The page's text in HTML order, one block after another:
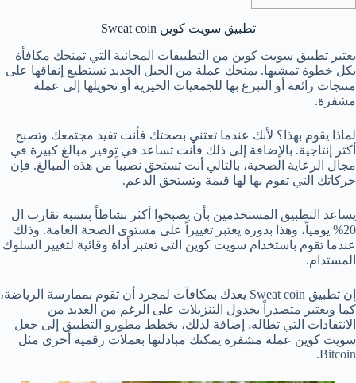
تطبيق سويت كوين Sweat coin
يعتبر تطبيق سويت كوين من التطبيقات المجانية التي تمنحك مكافأة
بكل خطوة تمشيها. يمنحك عملة من الجيل الجديد تستطيع إنفاقها على
منتجات رائعة أو التبرع بها للجمعيات الخيرية أو تحويلها إلى عملة
مشفرة.
لماذا يقوم بهذا؟ لأنك عندما تعتني بصحتك فأنت تفيد مجتمعك وتصبح
أكثر إنتاجية. بالإضافة إلى ذلك فأنت تساعد في توفير مبالغ كبيرة في
مجال الرعاية الصحية، بالتالي أنت تستحق نصيباً من هذه المبالغ. فإن
حركاتك التي تقوم بها لها قيمة وتستحق الدعم.
يساعد التطبيق المستخدمين بأن يصبحوا أكثر نشاطاً بنسبة تقارب ال
20% يومياً، وهذا بدوره يعتبر تغييراً على مستوى الصحة العامة. وذلك
عندما تقوم باستخدام سويت كوين التي تعتبر أداة وقائية لتغيير السلوك
المستدام.
إن تطبيق Sweat coin يعدك بمكافآت لمجرد أن تقوم بممارسة الرياضة،
كما ويعتبر متصدراً بجدول التنزيلات على الرغم من العديد من
الانتقادات التي تطاله. إضافة لذلك، يخطط مطورو التطبيق إلى جعل
سويت كوين عملة مشفرة يمكنك مبادلتها بعملات رقمية أخرى مثل
Bitcoin.